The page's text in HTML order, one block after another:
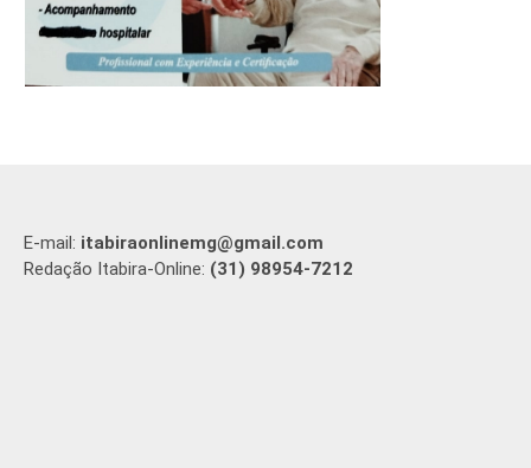
E-mail: itabiraonlinemg@gmail.com
Redação Itabira-Online: (31) 98954-7212